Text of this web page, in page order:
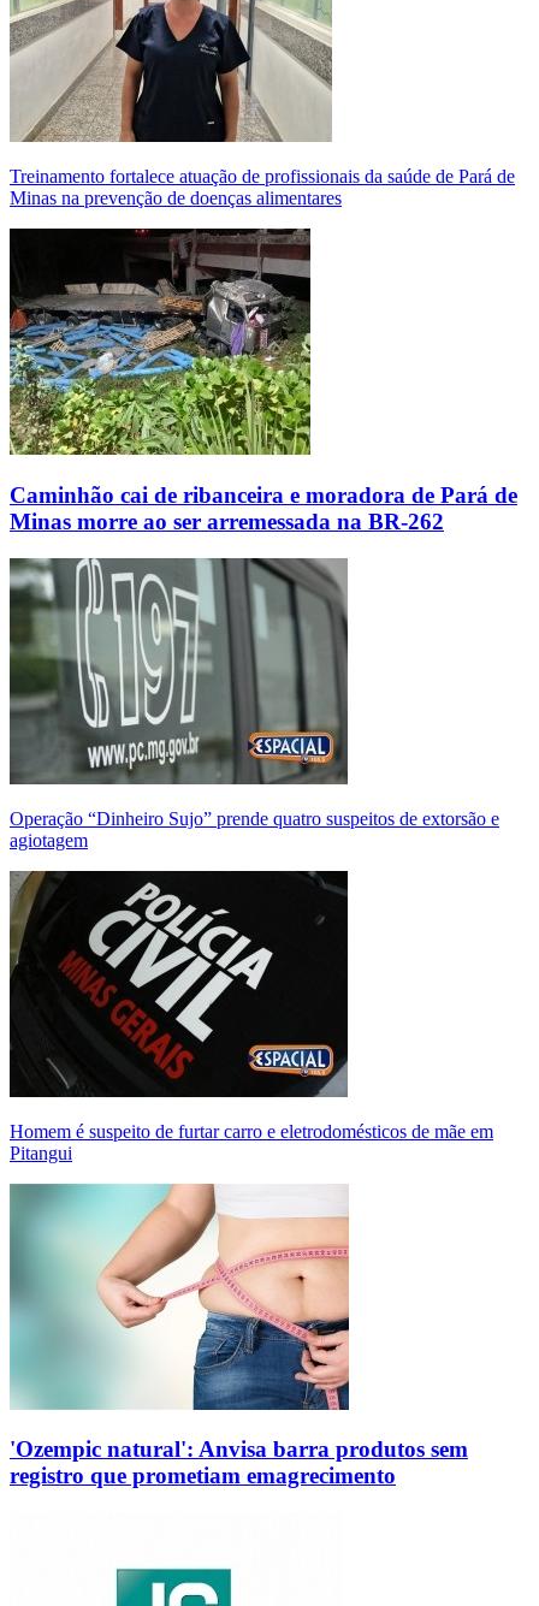
Treinamento fortalece atuação de profissionais da saúde de Pará de
Minas na prevenção de doenças alimentares
Caminhão cai de ribanceira e moradora de Pará de
Minas morre ao ser arremessada na BR-262
Operação “Dinheiro Sujo” prende quatro suspeitos de extorsão e
agiotagem
Homem é suspeito de furtar carro e eletrodomésticos de mãe em
Pitangui
'Ozempic natural': Anvisa barra produtos sem
registro que prometiam emagrecimento